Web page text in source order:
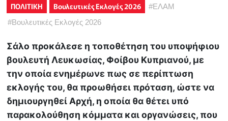
ΠΟΛΙΤΙΚΗ Βουλευτικές Εκλογές 2026 #ΕΛΑΜ
#Βουλευτικές Εκλογές 2026
Σάλο προκάλεσε η τοποθέτηση του υποψήφιου
βουλευτή Λευκωσίας, Φοίβου Κυπριανού, με
την οποία ενημέρωνε πως σε περίπτωση
εκλογής του, θα προωθήσει πρόταση, ώστε να
δημιουργηθεί Αρχή, η οποία θα θέτει υπό
παρακολούθηση κόμματα και οργανώσεις, που